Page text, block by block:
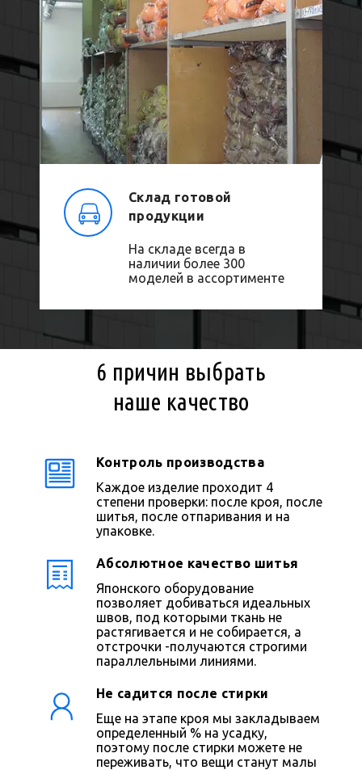
Склад готовой
продукции
На складе всегда в
наличии более 300
моделей в ассортименте
6 причин выбрать
наше качество
Контроль производства
Каждое изделие проходит 4
степени проверки: после кроя, после
шитья, после отпаривания и на
упаковке.
Абсолютное качество шитья
Японского оборудование
позволяет добиваться идеальных
швов, под которыми ткань не
растягивается и не собирается, а
отстрочки -получаются строгими
параллельными линиями.
Не садится после стирки
Еще на этапе кроя мы закладываем
определенный % на усадку,
поэтому после стирки можете не
переживать, что вещи станут малы